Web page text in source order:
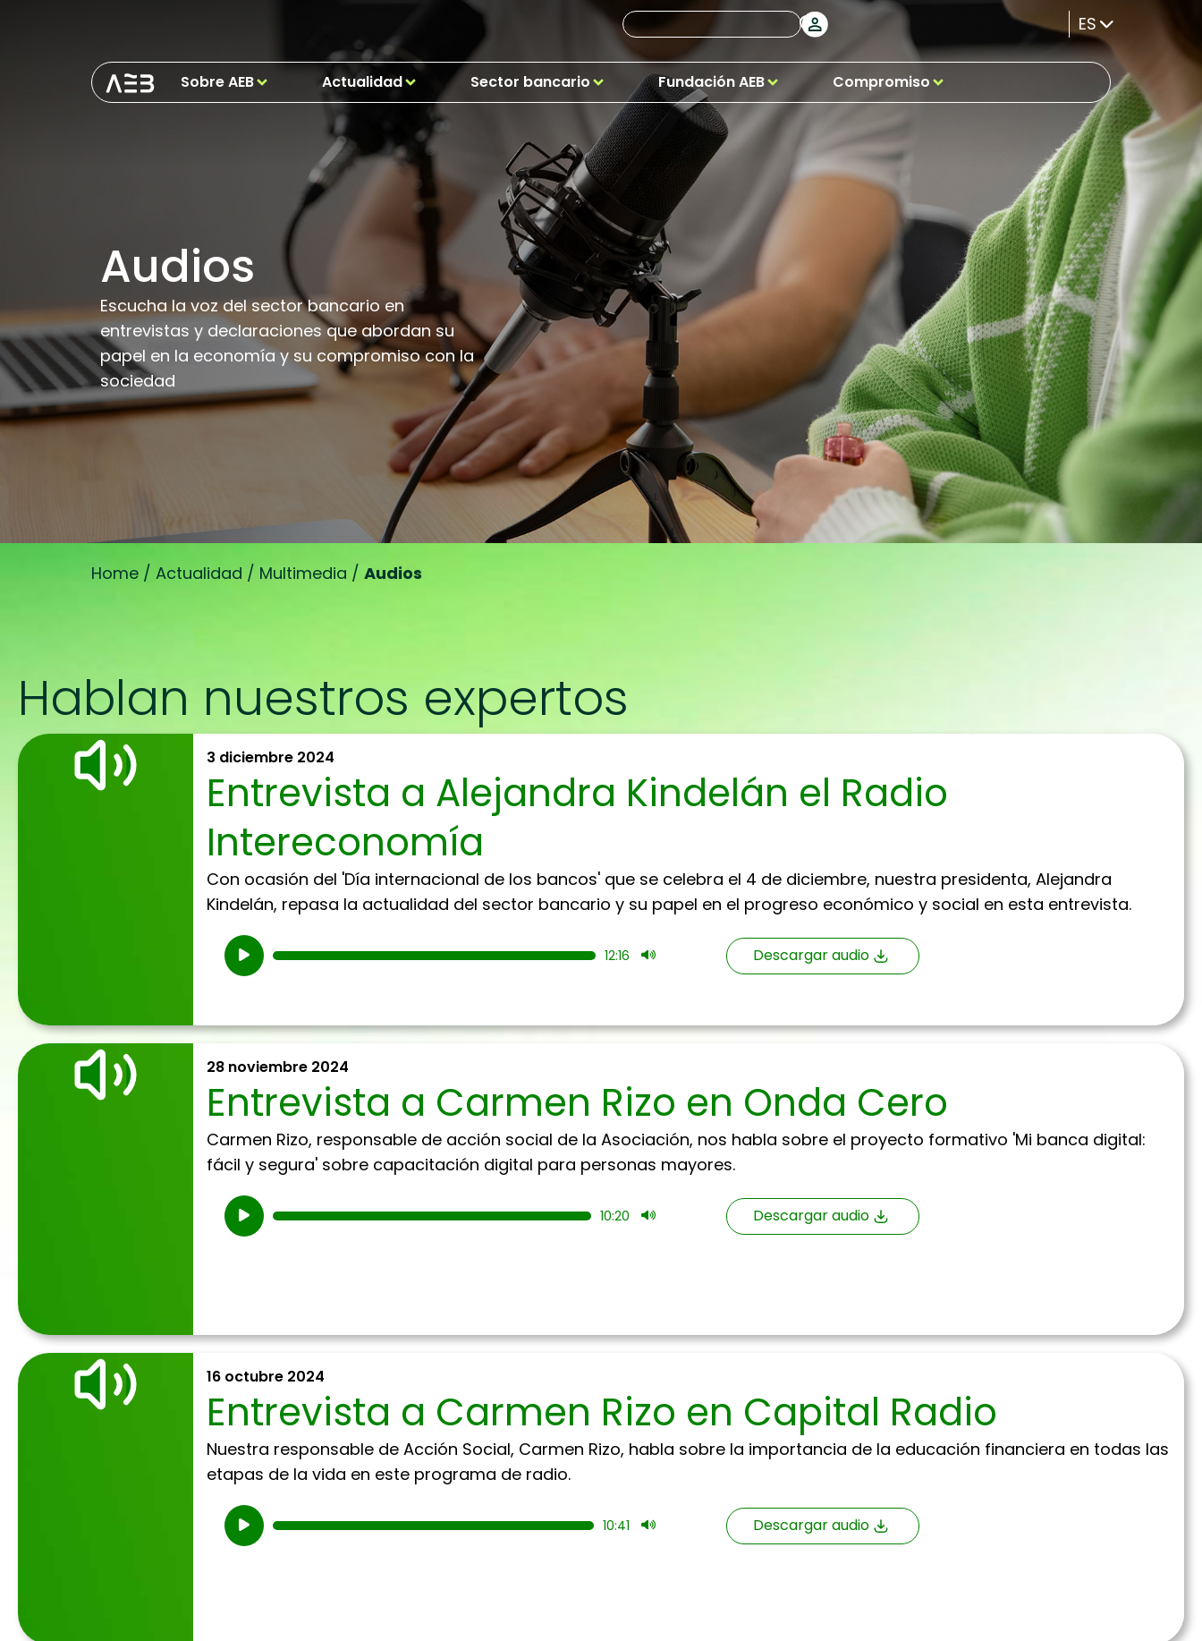
ES
Sobre AEB Actualidad Sector bancario Fundación AEB Compromiso
Audios
Escucha la voz del sector bancario en
entrevistas y declaraciones que abordan su
papel en la economía y su compromiso con la
sociedad
Home / Actualidad / Multimedia / Audios
Hablan nuestros expertos
3 diciembre 2024
Entrevista a Alejandra Kindelán el Radio
Intereconomía
Con ocasión del 'Día internacional de los bancos' que se celebra el 4 de diciembre, nuestra presidenta, Alejandra
Kindelán, repasa la actualidad del sector bancario y su papel en el progreso económico y social en esta entrevista.
Reproductor
de
12:16 Descargar audio
28 noviembre 2024
Entrevista a Carmen Rizo en Onda Cero
Carmen Rizo, responsable de acción social de la Asociación, nos habla sobre el proyecto formativo 'Mi banca digital:
fácil y segura' sobre capacitación digital para personas mayores.
Reproductor
de
10:20 Descargar audio
16 octubre 2024
Entrevista a Carmen Rizo en Capital Radio
Nuestra responsable de Acción Social, Carmen Rizo, habla sobre la importancia de la educación financiera en todas las
etapas de la vida en este programa de radio.
Reproductor
de
10:41 Descargar audio